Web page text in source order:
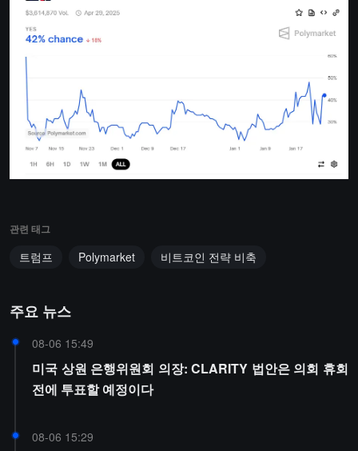
관련 태그
트럼프 Polymarket 비트코인 전략 비축
주요 뉴스
08-06 15:49
미국 상원 은행위원회 의장: CLARITY 법안은 의회 휴회
전에 투표할 예정이다
08-06 15:29